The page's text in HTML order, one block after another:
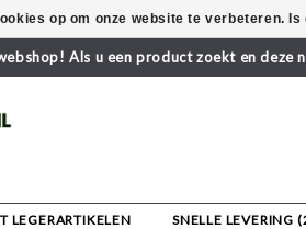
Als u een product zoekt en
LEGERARTIKELEN SNELLE LEVERING
op om onze website te verbeteren. Is